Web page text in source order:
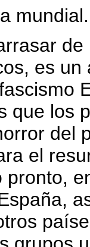
mundial.
es
que los
del
el
pronto,